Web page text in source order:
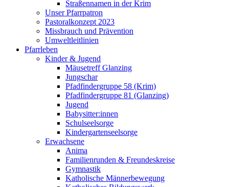
Straßennamen in der Krim
Unser Pfarrpatron
Pastoralkonzept 2023
Missbrauch und Prävention
Umweltleitlinien
Pfarrleben
Kinder & Jugend
Mäusetreff Glanzing
Jungschar
Pfadfindergruppe 58 (Krim)
Pfadfindergruppe 81 (Glanzing)
Jugend
Babysitter:innen
Schulseelsorge
Kindergartenseelsorge
Erwachsene
Anima
Familienrunden & Freundeskreise
Gymnastik
Katholische Männerbewegung